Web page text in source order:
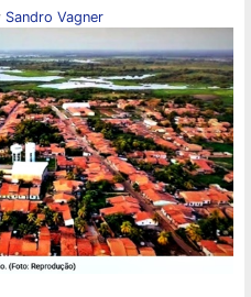
Sandro Vagner